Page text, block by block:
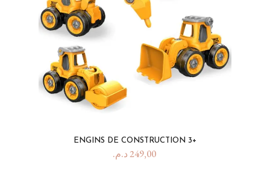
ENGINS DE CONSTRUCTION 3+
249,00د.م.